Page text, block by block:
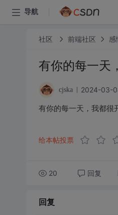
导航
社区 前端社区 感
有你的每一天
cjska 2024-03-
有你的每一天，我都很
给本帖投票
20 回复
回复